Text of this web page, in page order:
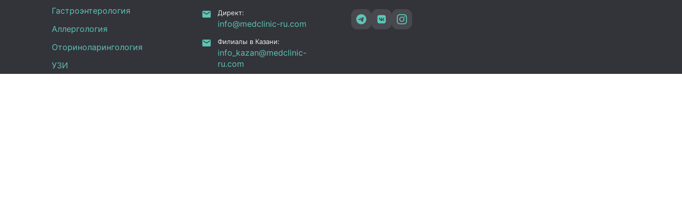
Гастроэнтерология
Аллергология
Оториноларингология
УЗИ
Директ:
info@medclinic-ru.com
Филиалы в Казани:
info_kazan@medclinic-
ru.com